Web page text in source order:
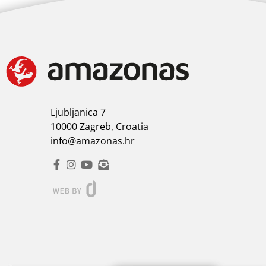
Ljubljanica 7
10000 Zagreb, Croatia
info@amazonas.hr